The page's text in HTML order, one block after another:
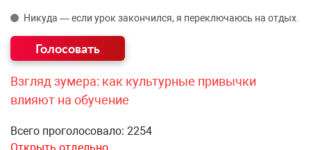
Никуда — если урок закончился, я переключаюсь на отдых.
Взгляд зумера: как культурные привычки
влияют на обучение
Всего проголосовало: 2254